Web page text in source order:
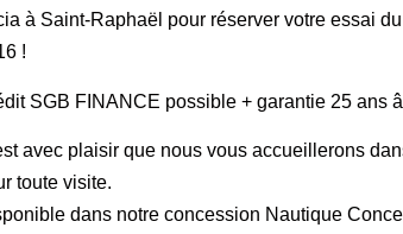
à Saint-Raphaël pour réserver votre essai
!
SGB FINANCE possible + garantie 25 ans
avec plaisir que nous vous accueillerons
toute visite.
dans notre concession Nautique